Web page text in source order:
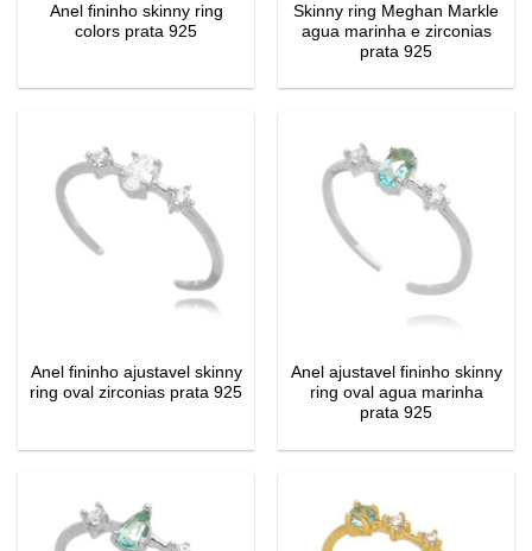
Anel fininho skinny ring
colors prata 925
Skinny ring Meghan Markle
agua marinha e zirconias
prata 925
Anel fininho ajustavel skinny
ring oval zirconias prata 925
Anel ajustavel fininho skinny
ring oval agua marinha
prata 925